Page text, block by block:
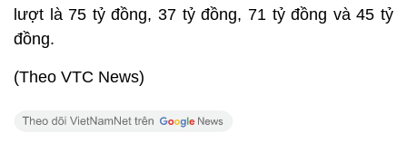
lượt là 75 tỷ đồng, 37 tỷ đồng, 71 tỷ đồng và 45 tỷ
đồng.
(Theo VTC News)